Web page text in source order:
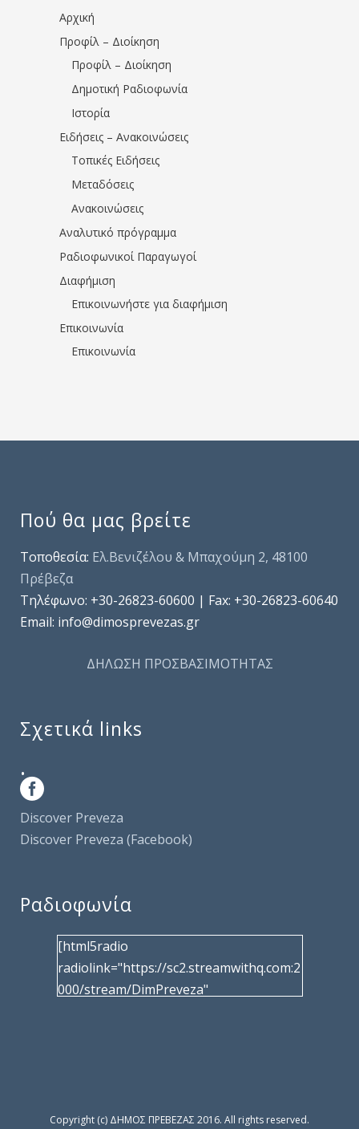
Αρχική
Προφίλ – Διοίκηση
Προφίλ – Διοίκηση
Δημοτική Ραδιοφωνία
Ιστορία
Ειδήσεις – Ανακοινώσεις
Τοπικές Ειδήσεις
Μεταδόσεις
Ανακοινώσεις
Αναλυτικό πρόγραμμα
Ραδιοφωνικοί Παραγωγοί
Διαφήμιση
Επικοινωνήστε για διαφήμιση
Επικοινωνία
Επικοινωνία
Πού θα μας βρείτε
Τοποθεσία: Ελ.Βενιζέλου & Μπαχούμη 2, 48100
Πρέβεζα
Τηλέφωνo: +30-26823-60600 | Fax: +30-26823-60640
Email: info@dimosprevezas.gr
ΔΗΛΩΣΗ ΠΡΟΣΒΑΣΙΜΟΤΗΤΑΣ
Σχετικά links
.
Discover Preveza
Discover Preveza (Facebook)
Ραδιοφωνία
[html5radio
radiolink="https://sc2.streamwithq.com:2
000/stream/DimPreveza"
facebook="https://www.facebook.com/%
Copyright (c) ΔΗΜΟΣ ΠΡΕΒΕΖΑΣ 2016. All rights reserved.